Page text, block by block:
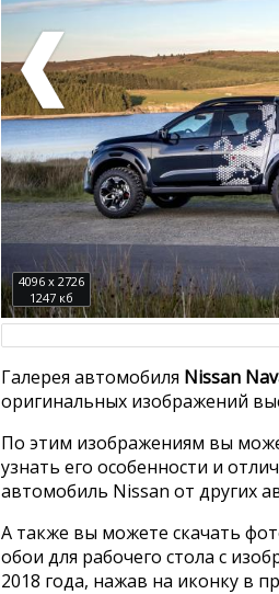
4096 x 2726
1247 кб
Галерея автомобиля Nissan
оригинальных изображений
По этим изображениям вы
узнать его особенности и
автомобиль Nissan от других
А также вы можете скачать
обои для рабочего стола с
2018 года, нажав на иконку в